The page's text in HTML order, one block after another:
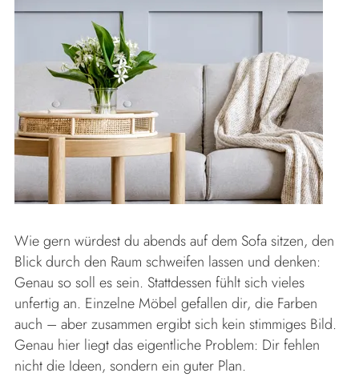
Wie gern würdest du abends auf dem Sofa sitzen, den
Blick durch den Raum schweifen lassen und denken:
Genau so soll es sein. Stattdessen fühlt sich vieles
unfertig an. Einzelne Möbel gefallen dir, die Farben
auch – aber zusammen ergibt sich kein stimmiges Bild.
Genau hier liegt das eigentliche Problem: Dir fehlen
nicht die Ideen, sondern ein guter Plan.